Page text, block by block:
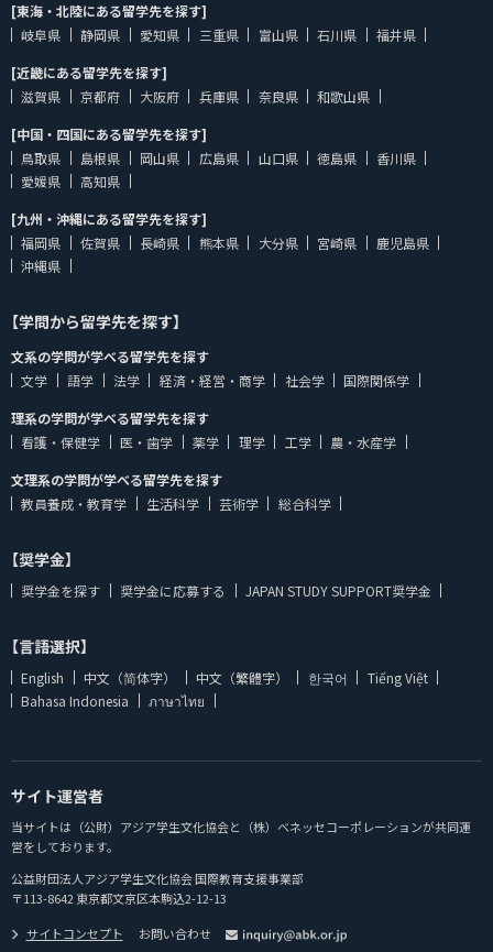
[東海・北陸にある留学先を探す]
岐阜県
静岡県 愛知県 三重県 富山県 石川県
福井県
[近畿にある留学先を探す]
滋賀県
京都府 大阪府 兵庫県 奈良県
和歌山県
[中国・四国にある留学先を探す]
鳥取県
島根県 岡山県 広島県 山口県 徳島県
香川県
愛媛県
高知県
[九州・沖縄にある留学先を探す]
福岡県
佐賀県 長崎県 熊本県 大分県 宮崎県
鹿児島県
沖縄県
【学問から留学先を探す】
文系の学問が学べる留学先を探す
文学
語学 法学 経済・経営・商学 社会学
国際関係学
理系の学問が学べる留学先を探す
看護・保健学
医・歯学 薬学 理学 工学
農・水産学
文理系の学問が学べる留学先を探す
教員養成・教育学
生活科学 芸術学 総合科学
【奨学金】
奨学金を探す 奨学金に応募する JAPAN STUDY SUPPORT奨学金
【言語選択】
English 中文（简体字） 中文（繁體字） 한국어
Tiếng Việt
Bahasa Indonesia
ภาษาไทย
サイト運営者
当サイトは（公財）アジア学生文化協会と（株）ベネッセコーポレーションが共同運
営をしております。
公益財団法人アジア学生文化協会 国際教育支援事業部
〒113-8642 東京都文京区本駒込2-12-13
サイトコンセプト
お問い合わせ